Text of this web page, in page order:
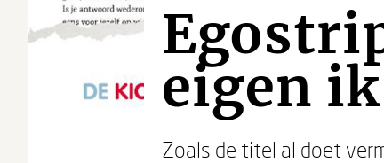
eigen ik
Zoals de titel al doet